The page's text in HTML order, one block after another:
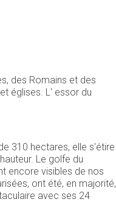
des Romains et des
églises. L' essor du
310 hectares, elle s'étire
Le golfe du
encore visibles de nos
ont été, en majorité,
avec ses 24